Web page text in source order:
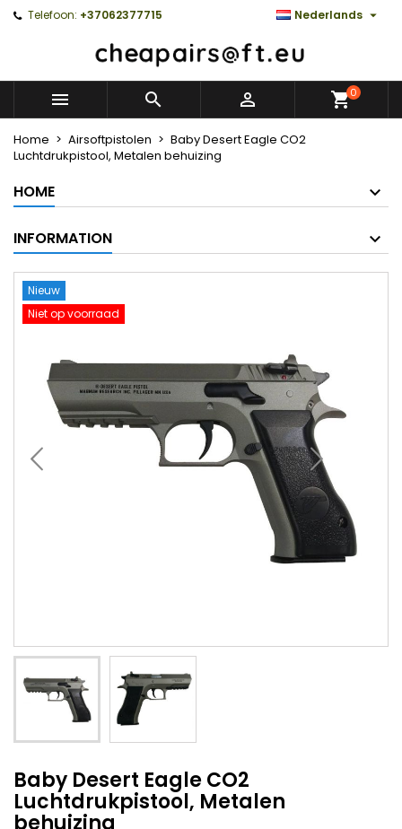
Telefoon: +37062377715 Nederlands 
   0
Home Airsoftpistolen
Baby Desert Eagle CO2
Luchtdrukpistool, Metalen behuizing
HOME
INFORMATION
Nieuw
Niet op voorraad
Baby Desert Eagle CO2
Luchtdrukpistool, Metalen
behuizing